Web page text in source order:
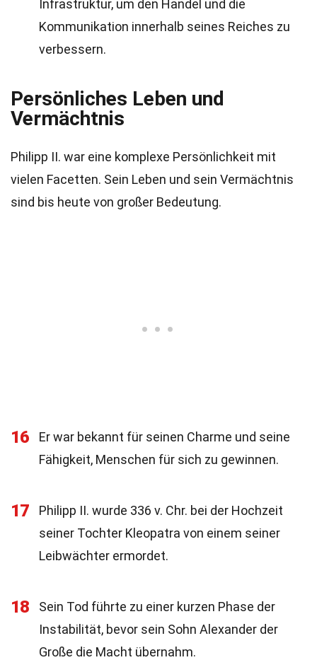
Infrastruktur, um den Handel und die
Kommunikation innerhalb seines Reiches zu
verbessern.
Persönliches Leben und
Vermächtnis
Philipp II. war eine komplexe Persönlichkeit mit
vielen Facetten. Sein Leben und sein Vermächtnis
sind bis heute von großer Bedeutung.
16
Er war bekannt für seinen Charme und seine
Fähigkeit, Menschen für sich zu gewinnen.
17
Philipp II. wurde 336 v. Chr. bei der Hochzeit
seiner Tochter Kleopatra von einem seiner
Leibwächter ermordet.
18
Sein Tod führte zu einer kurzen Phase der
Instabilität, bevor sein Sohn Alexander der
Große die Macht übernahm.